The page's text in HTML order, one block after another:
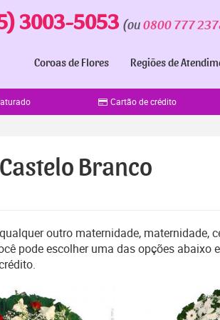
3003-5053 (ou 0800 777
Coroas de Flores Regiões de
Cartão de crédito
Branco
outro maternidade, maternidade,
pode escolher uma das opções abaixo